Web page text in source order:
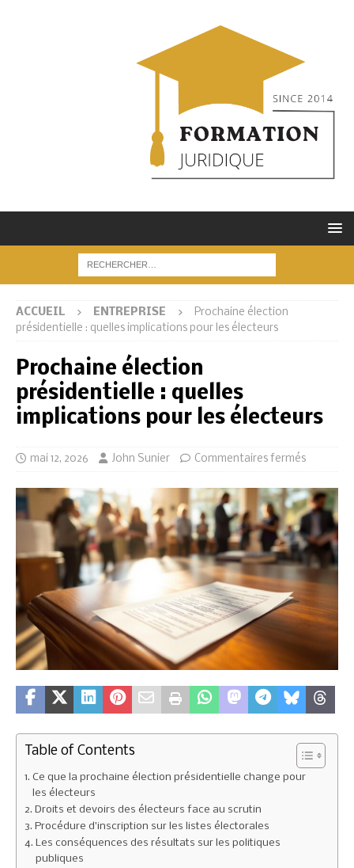
ACCUEIL ENTREPRISE
Prochaine élection
présidentielle : quelles implications pour les électeurs
Prochaine élection
présidentielle : quelles
implications pour les électeurs
mai 12, 2026 John Sunier Commentaires fermés
Table of Contents
Ce que la prochaine élection présidentielle change pour
les électeurs
Droits et devoirs des électeurs face au scrutin
Procédure d’inscription sur les listes électorales
Les conséquences des résultats sur les politiques
publiques